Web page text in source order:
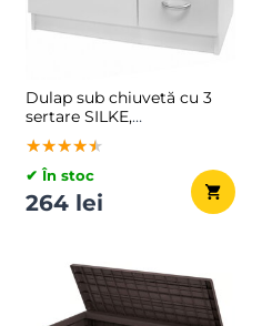
Dulap sub chiuvetă cu 3
sertare SILKE,
63x30x54cm, alb
★★★★★
★★★★★
★★★★★
✔ În stoc
264 lei